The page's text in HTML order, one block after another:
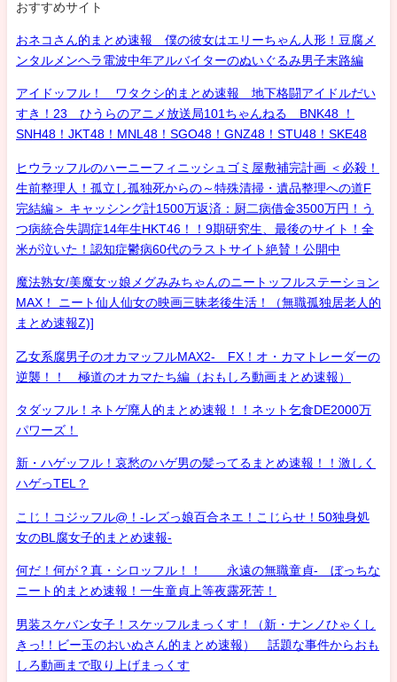
おすすめサイト
おネコさん的まとめ速報 僕の彼女はエリーちゃん人形！豆腐メ
ンタルメンヘラ電波中年アルバイターのぬいぐるみ男子末路編
アイドッフル！ ワタクシ的まとめ速報 地下格闘アイドルだい
すき！23 ひうらのアニメ放送局101ちゃんねる BNK48 ！
SNH48！JKT48！MNL48！SGO48！GNZ48！STU48！SKE48
ヒウラッフルのハーニーフィニッシュゴミ屋敷補完計画 ＜必殺！
生前整理人！孤立し孤独死からの～特殊清掃・遺品整理への道F
完結編＞ キャッシング計1500万返済：厨二病借金3500万円！う
つ病統合失調症14年生HKT46！！9期研究生、最後のサイト！全
米が泣いた！認知症鬱病60代のラストサイト絶賛！公開中
魔法熟女/美魔女ッ娘メグみみちゃんのニートッフルステーション
MAX！ ニート仙人仙女の映画三昧老後生活！（無職孤独居老人的
まとめ速報Z)]
乙女系腐男子のオカマッフルMAX2- FX！オ・カマトレーダーの
逆襲！！ 極道のオカマたち編（おもしろ動画まとめ速報）
タダッフル！ネトゲ廃人的まとめ速報！！ネット乞食DE2000万
パワーズ！
新・ハゲッフル！哀愁のハゲ男の髪ってるまとめ速報！！激しく
ハゲっTEL？
こじ！コジッフル@！-レズっ娘百合ネエ！こじらせ！50独身処
女のBL腐女子的まとめ速報-
何だ！何が？真・シロッフル！！ 永遠の無職童貞- ぼっちな
ニート的まとめ速報！一生童貞上等夜露死苦！
男装スケバン女子！スケッフルまっくす！（新・ナンノひゃくし
きっ!！ビー玉のおいぬさん的まとめ速報） 話題な事件からおも
しろ動画まで取り上げまっくす